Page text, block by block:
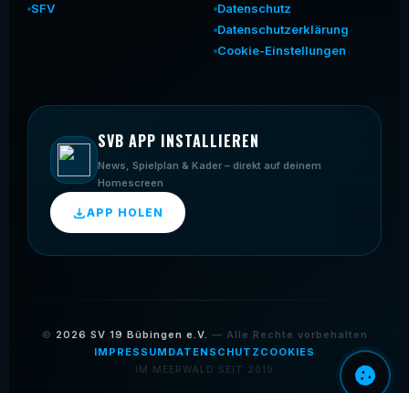
SFV
Datenschutz
Datenschutzerklärung
Cookie-Einstellungen
SVB APP INSTALLIEREN
News, Spielplan & Kader – direkt auf deinem
Homescreen
APP HOLEN
© 2026 SV 19 Bübingen e.V. — Alle Rechte vorbehalten
IMPRESSUM DATENSCHUTZ COOKIES
IM MEERWALD SEIT 2019